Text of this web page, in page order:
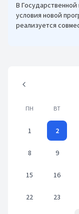
В
условия новой
реализуется
ПН ВТ
1 2
8 9
15 16
22 23